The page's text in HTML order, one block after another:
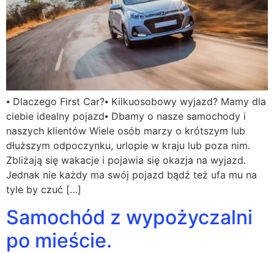
⦁ Dlaczego First Car?⦁ Kilkuosobowy wyjazd? Mamy dla
ciebie idealny pojazd⦁ Dbamy o nasze samochody i
naszych klientów Wiele osób marzy o krótszym lub
dłuższym odpoczynku, urlopie w kraju lub poza nim.
Zbliżają się wakacje i pojawia się okazja na wyjazd.
Jednak nie każdy ma swój pojazd bądź też ufa mu na
tyle by czuć […]
Samochód z wypożyczalni
po mieście.